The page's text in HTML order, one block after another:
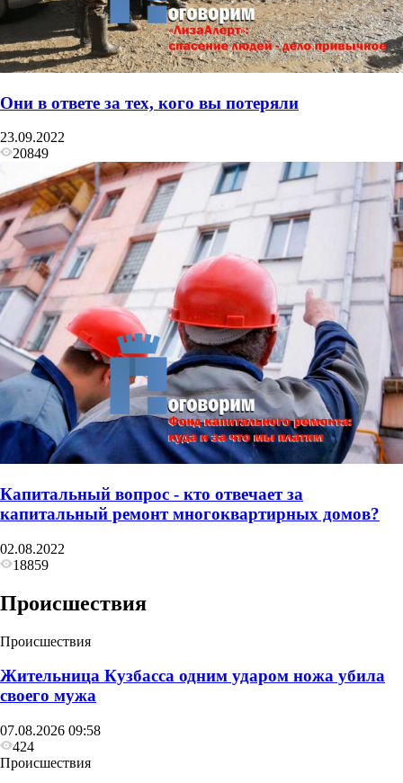
Они в ответе за тех, кого вы потеряли
23.09.2022
20849
Капитальный вопрос - кто отвечает за
капитальный ремонт многоквартирных домов?
02.08.2022
18859
Происшествия
Происшествия
Жительница Кузбасса одним ударом ножа убила
своего мужа
07.08.2026 09:58
424
Происшествия